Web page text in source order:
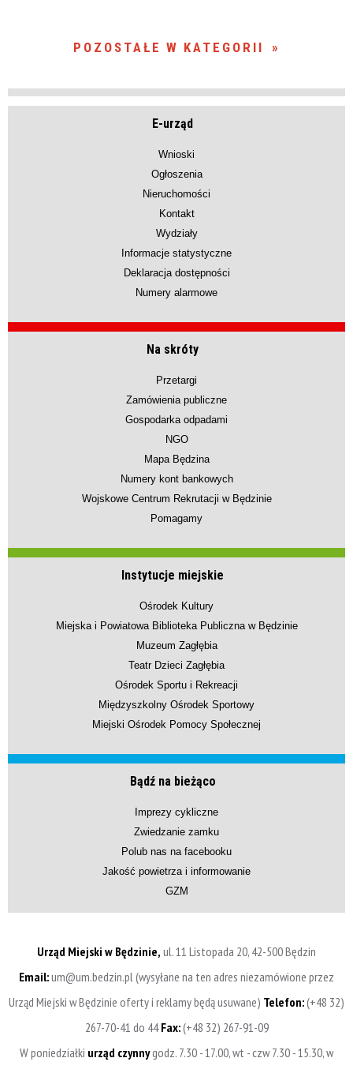
POZOSTAŁE W KATEGORII
E-urząd
Wnioski
Ogłoszenia
Nieruchomości
Kontakt
Wydziały
Informacje statystyczne
Deklaracja dostępności
Numery alarmowe
Na skróty
Przetargi
Zamówienia publiczne
Gospodarka odpadami
NGO
Mapa Będzina
Numery kont bankowych
Wojskowe Centrum Rekrutacji w Będzinie
Pomagamy
Instytucje miejskie
Ośrodek Kultury
Miejska i Powiatowa Biblioteka Publiczna w Będzinie
Muzeum Zagłębia
Teatr Dzieci Zagłębia
Ośrodek Sportu i Rekreacji
Międzyszkolny Ośrodek Sportowy
Miejski Ośrodek Pomocy Społecznej
Bądź na bieżąco
Imprezy cykliczne
Zwiedzanie zamku
Polub nas na facebooku
Jakość powietrza i informowanie
GZM
Urząd Miejski w Będzinie, ul. 11 Listopada 20, 42-500 Będzin
Email:um@um.bedzin.pl (wysyłane na ten adres niezamówione przez
Urząd Miejski w Będzinie oferty i reklamy będą usuwane) Telefon:(+48 32)
267-70-41 do 44Fax:(+48 32) 267-91-09
W poniedziałki urząd czynnygodz. 7.30 - 17.00, wt - czw 7.30 - 15.30, w